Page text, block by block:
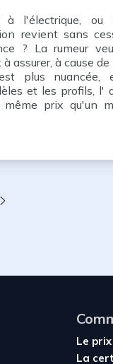
à l'électrique, ou
revient sans
? La rumeur
assurer, à cause
plus nuancée,
et les profils, l'
prix qu'un
Le
La